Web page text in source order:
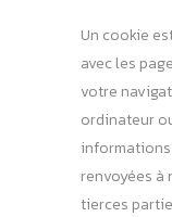
Un cookie
avec les
votre
ordinateur
renvoyées à
tierces